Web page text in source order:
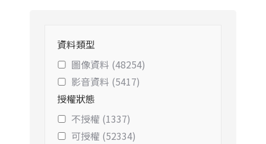
資料類型
圖像資料 (48254)
影音資料 (5417)
授權狀態
不授權 (1337)
可授權 (52334)